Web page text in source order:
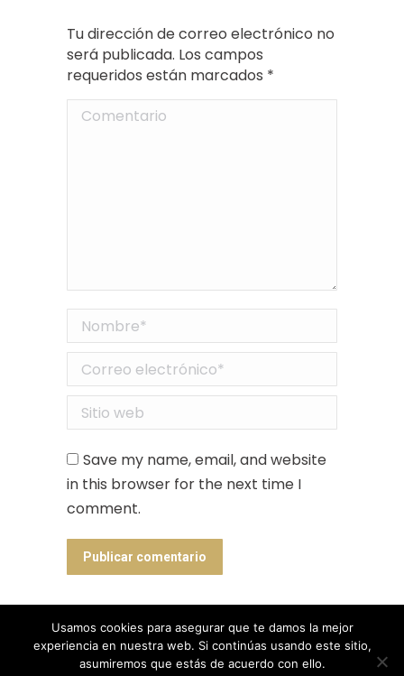
Tu dirección de correo electrónico no
será publicada. Los campos
requeridos están marcados *
Comentario
Nombre *
Correo electrónico *
Sitio web
Save my name, email, and website
in this browser for the next time I
comment.
Publicar comentario
Designed by Animation Graphics
Usamos cookies para asegurar que te damos la mejor
experiencia en nuestra web. Si continúas usando este sitio,
asumiremos que estás de acuerdo con ello.